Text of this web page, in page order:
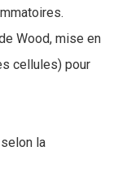
Wood, mise en
cellules) pour
la